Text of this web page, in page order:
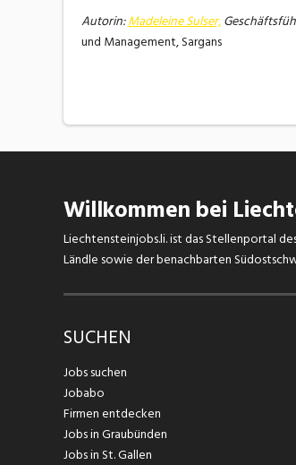
Autorin:Madeleine Sulser,
und Management, Sargans
Willkommen bei
Liechtensteinjobs.li. ist das Stellenportal
Ländle sowie der benachbarten
SUCHEN
Jobs suchen
Jobabo
Firmen entdecken
Jobs in Graubünden
Jobs in St. Gallen